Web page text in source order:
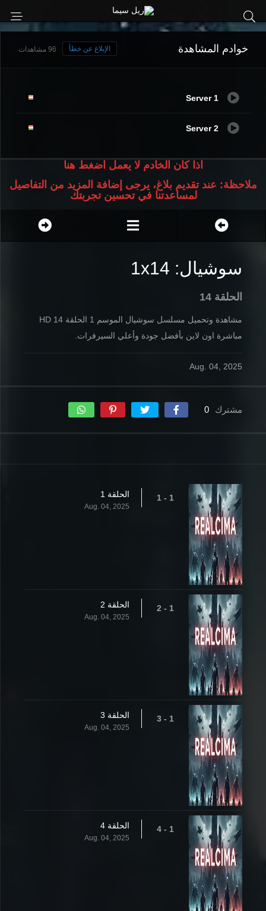
خوادم المشاهدة 96 مشاهدات الإبلاغ عن خطأ
Server 1
Server 2
اذا كان الخادم لا يعمل اضغط هنا
ملاحظة: عند تقديم بلاغ، يرجى إضافة المزيد من التفاصيل
لمساعدتنا في تحسين تجربتك
سوشيال: 1x14
الحلقة 14
مشاهدة وتحميل مسلسل سوشيال الموسم 1 الحلقة 14 HD
مباشرة اون لاين بأفضل جودة وأعلي السيرفرات.
Aug. 04, 2025
مشترك 0
1 - 1 الحلقة 1
Aug. 04, 2025
1 - 2 الحلقة 2
Aug. 04, 2025
1 - 3 الحلقة 3
Aug. 04, 2025
1 - 4 الحلقة 4
Aug. 04, 2025